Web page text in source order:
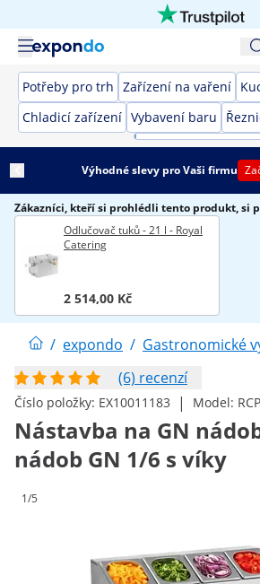
Potřeby pro trh Zařízení na vaření
Chladicí zařízení Vybavení baru
Výhodné slevy pro Vaši firmu
Zákazníci, kteří si prohlédli tento produkt, si
Odlučovač tuků - 21 l - Royal
Catering
2 514,00 Kč
/ expondo / Gastronomické
(6) recenzí
Číslo položky: EX10011183 | Model:
Nástavba na GN
nádob GN 1/6 s víky
1/5